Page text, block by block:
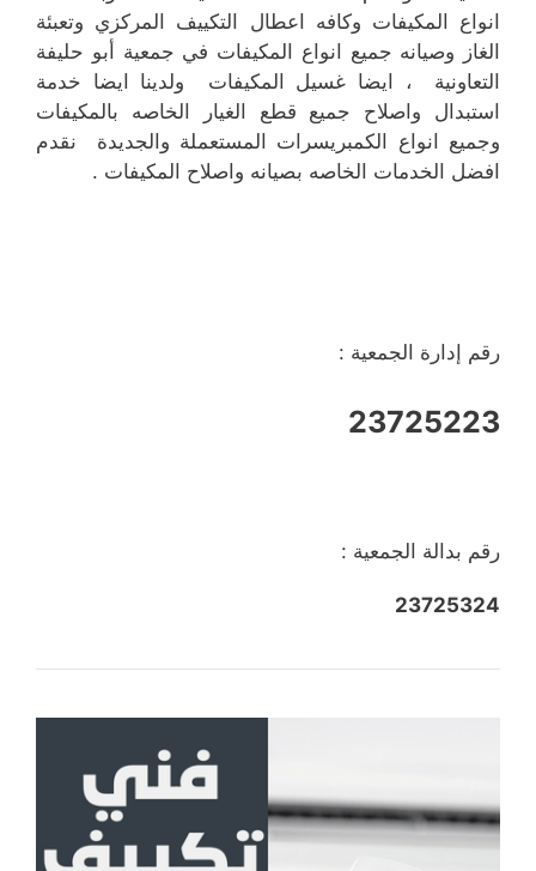
انواع المكيفات وكافه اعطال التكييف المركزي وتعبئة
الغاز وصيانه جميع انواع المكيفات في جمعية أبو حليفة
التعاونية ، ايضا غسيل المكيفات ولدينا ايضا خدمة
استبدال واصلاح جميع قطع الغيار الخاصه بالمكيفات
وجميع انواع الكمبريسرات المستعملة والجديدة نقدم
افضل الخدمات الخاصه بصيانه واصلاح المكيفات .
رقم إدارة الجمعية :
23725223
رقم بدالة الجمعية :
23725324